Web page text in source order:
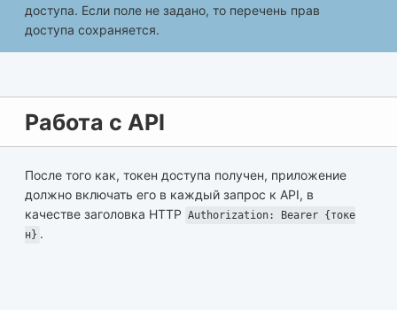
доступа. Если поле не задано, то перечень прав
доступа сохраняется.
Работа с API
После того как, токен доступа получен, приложение
должно включать его в каждый запрос к API, в
качестве заголовка HTTP Authorization: Bearer {токе
н} .